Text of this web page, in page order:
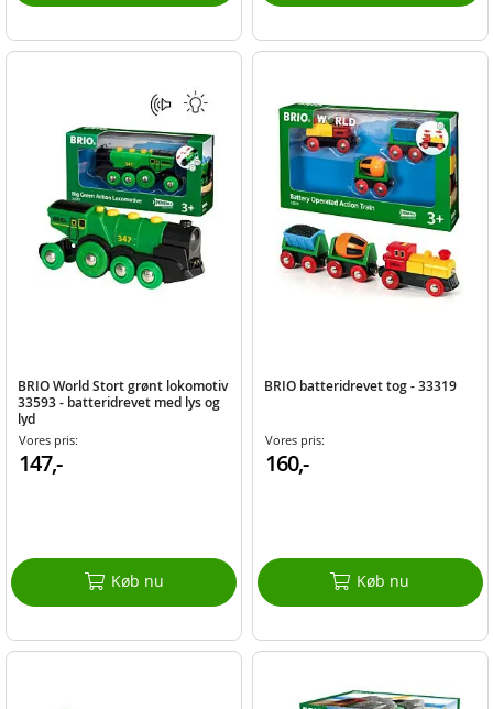
BRIO World Stort grønt lokomotiv
33593 - batteridrevet med lys og
lyd
Vores pris:
147,-
Køb nu
BRIO batteridrevet tog - 33319
Vores pris:
160,-
Køb nu